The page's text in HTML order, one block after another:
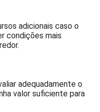
adicionais caso o
condições mais
adequadamente o
valor suficiente para